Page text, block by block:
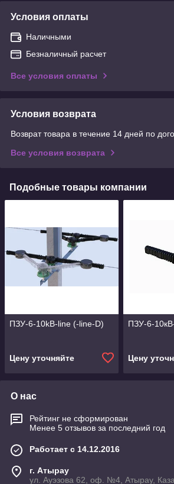
Условия оплаты
Наличными
Безналичный расчет
Все условия оплаты
Условия возврата
Возврат товара в течение 14 дней по
Все условия возврата
Подобные товары компании
ПЗУ-6-10kB-line (-line-D)
Цену уточняйте
ПЗУ-6-
Цену
О нас
Рейтинг не сформирован
Менее 5 отзывов за последний год
Работает с 14.12.2016
г. Атырау
ул. Ауэзова 62, оф. №4, Атырау,